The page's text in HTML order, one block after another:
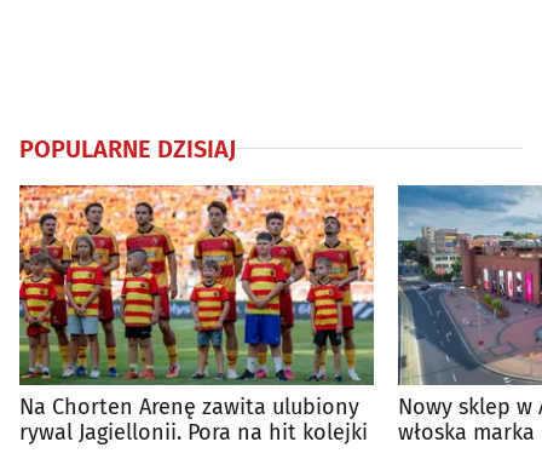
POPULARNE DZISIAJ
Na Chorten Arenę zawita ulubiony
rywal Jagiellonii. Pora na hit kolejki
Nowy sklep w
włoska